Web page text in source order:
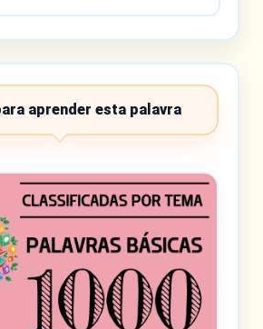
aprender esta palavra